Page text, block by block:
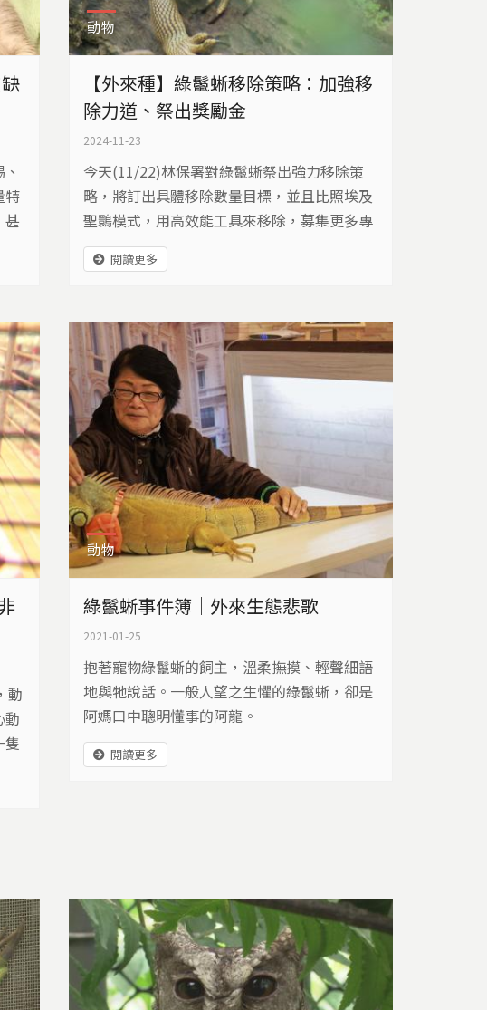
特
甚
動物
【外來種】綠鬣蜥移除策略：加強移
除力道、祭出獎勵金
2024-11-23
今天(11/22)林保署對綠鬣蜥祭出強力移除策
略，將訂出具體移除數量目標，並且比照埃及
聖䴉模式，用高效能工具來移除，募集更多專
業人士加入移除行列，並且訂出全國一致的獎
勵金制度，希望加速解決綠鬣蜥擴散。
閱讀更多
動
動
隻
動物
綠鬣蜥事件簿｜外來生態悲歌
2021-01-25
抱著寵物綠鬣蜥的飼主，溫柔撫摸、輕聲細語
地與牠說話。一般人望之生懼的綠鬣蜥，卻是
阿媽口中聰明懂事的阿龍。
閱讀更多